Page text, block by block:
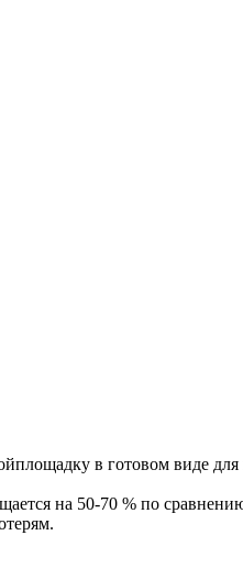
в готовом виде
на 50-70 % по